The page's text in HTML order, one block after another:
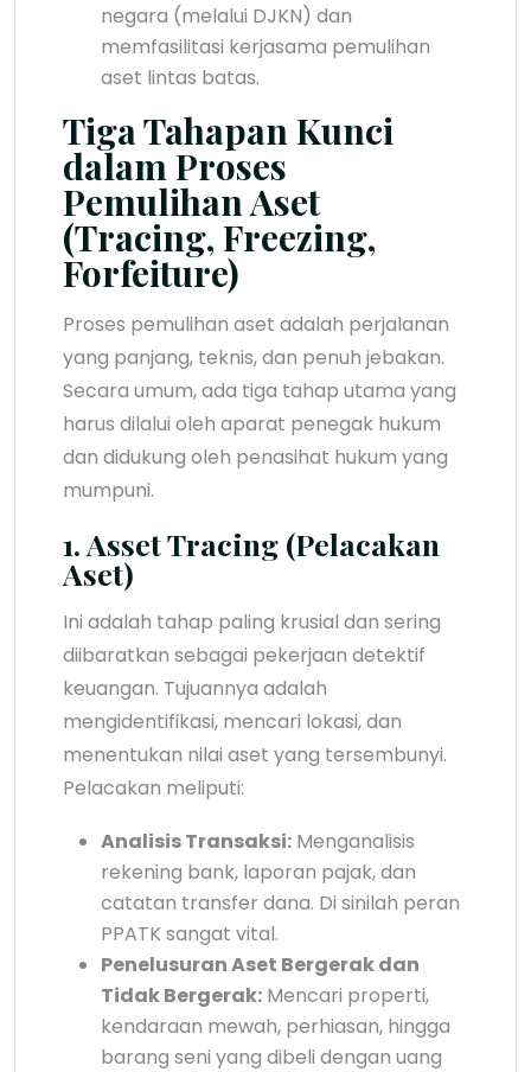
negara (melalui DJKN) dan
memfasilitasi kerjasama pemulihan
aset lintas batas.
Tiga Tahapan Kunci
dalam Proses
Pemulihan Aset
(Tracing, Freezing,
Forfeiture)
Proses pemulihan aset adalah perjalanan
yang panjang, teknis, dan penuh jebakan.
Secara umum, ada tiga tahap utama yang
harus dilalui oleh aparat penegak hukum
dan didukung oleh penasihat hukum yang
mumpuni.
1. Asset Tracing (Pelacakan
Aset)
Ini adalah tahap paling krusial dan sering
diibaratkan sebagai pekerjaan detektif
keuangan. Tujuannya adalah
mengidentifikasi, mencari lokasi, dan
menentukan nilai aset yang tersembunyi.
Pelacakan meliputi:
Analisis Transaksi: Menganalisis
rekening bank, laporan pajak, dan
catatan transfer dana. Di sinilah peran
PPATK sangat vital.
Penelusuran Aset Bergerak dan
Tidak Bergerak: Mencari properti,
kendaraan mewah, perhiasan, hingga
barang seni yang dibeli dengan uang